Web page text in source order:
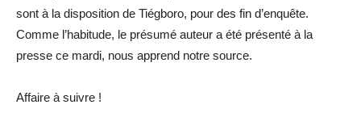
sont à la disposition de Tiégboro, pour des fin d’enquête.
Comme l’habitude, le présumé auteur a été présenté à la
presse ce mardi, nous apprend notre source.
Affaire à suivre !